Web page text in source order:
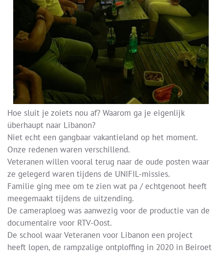
Hoe sluit je zoiets nou af? Waarom ga je eigenlijk
überhaupt naar Libanon?
Niet echt een gangbaar vakantieland op het moment.
Onze redenen waren verschillend.
Veteranen willen vooral terug naar de oude posten waar
ze gelegerd waren tijdens de UNIFIL-missies.
Familie ging mee om te zien wat pa / echtgenoot heeft
meegemaakt tijdens de uitzending.
De cameraploeg was aanwezig voor de productie van de
documentaire voor RTV-Oost.
De school waar Veteranen voor Libanon een project
heeft lopen, de rampzalige ontploffing in 2020 in Beiroet